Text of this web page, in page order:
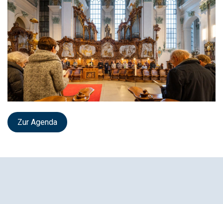
Zur Agenda